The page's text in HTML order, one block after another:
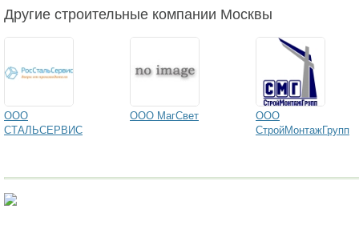
Другие строительные компании Москвы
ООО
СТАЛЬСЕРВИС
ООО МагСвет
ООО
СтройМонтажГрупп